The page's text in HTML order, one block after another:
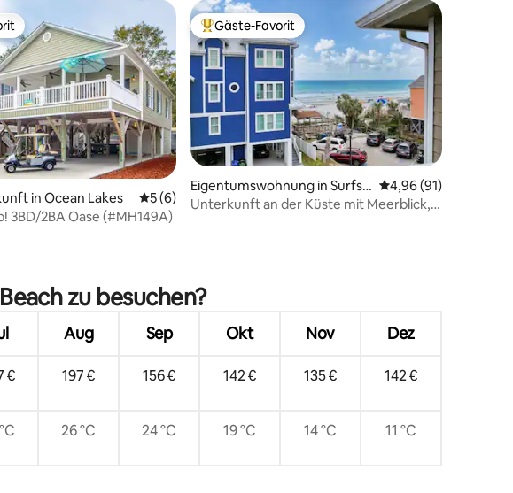
4,94 von 5, 18 Bewertungen
in Ocean Lakes Durchschnittliche Bewertung: 5 von 5, 6 Bewertungen
5 (6)
3BD/2BA Oase (#MH149A)
Beliebter Gäste-Favorit.
Gäste-Favorit
Eigentumswohnung in Surfsi
de Beach
Durchschnittliche
4,96 (91)
Unterkunft an der Küste mit Meerblick,
zu besuchen?
Aug Sep Okt Nov Dez
€ 197 € 156 € 142 € 135 € 142 €
26 °C 24 °C 19 °C 14 °C 11 °C